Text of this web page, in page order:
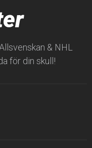
& NHL
för din skull!